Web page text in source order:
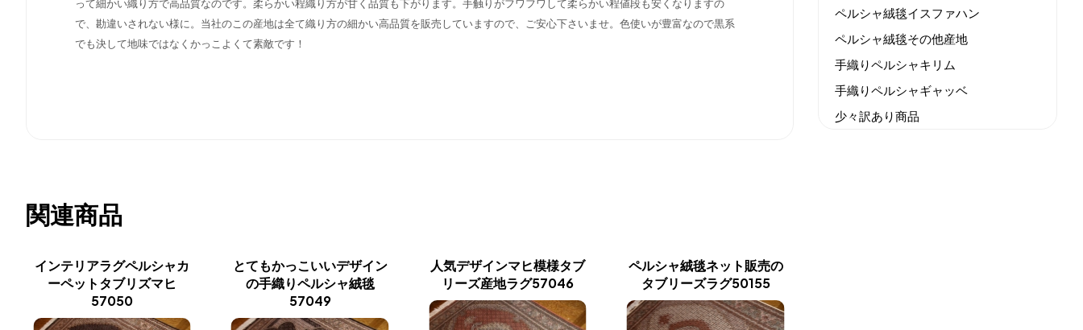
って細かい織り方で高品質なのです。柔らかい程織り方が甘く品質も下がります。手触りがフワフワして柔らかい程値段も安くなりますの
で、勘違いされない様に。当社のこの産地は全て織り方の細かい高品質を販売していますので、ご安心下さいませ。色使いが豊富なので黒系
でも決して地味ではなくかっこよくて素敵です！
関連商品
インテリアラグペルシャカ
ーペットタブリズマヒ
57050
とてもかっこいいデザイン
の手織りペルシャ絨毯
57049
人気デザインマヒ模様タブ
リーズ産地ラグ57046
ペルシャ絨毯ネット販売の
タブリーズラグ50155
ペルシャ絨毯イスファハン
ペルシャ絨毯その他産地
手織りペルシャキリム
手織りペルシャギャッベ
少々訳あり商品